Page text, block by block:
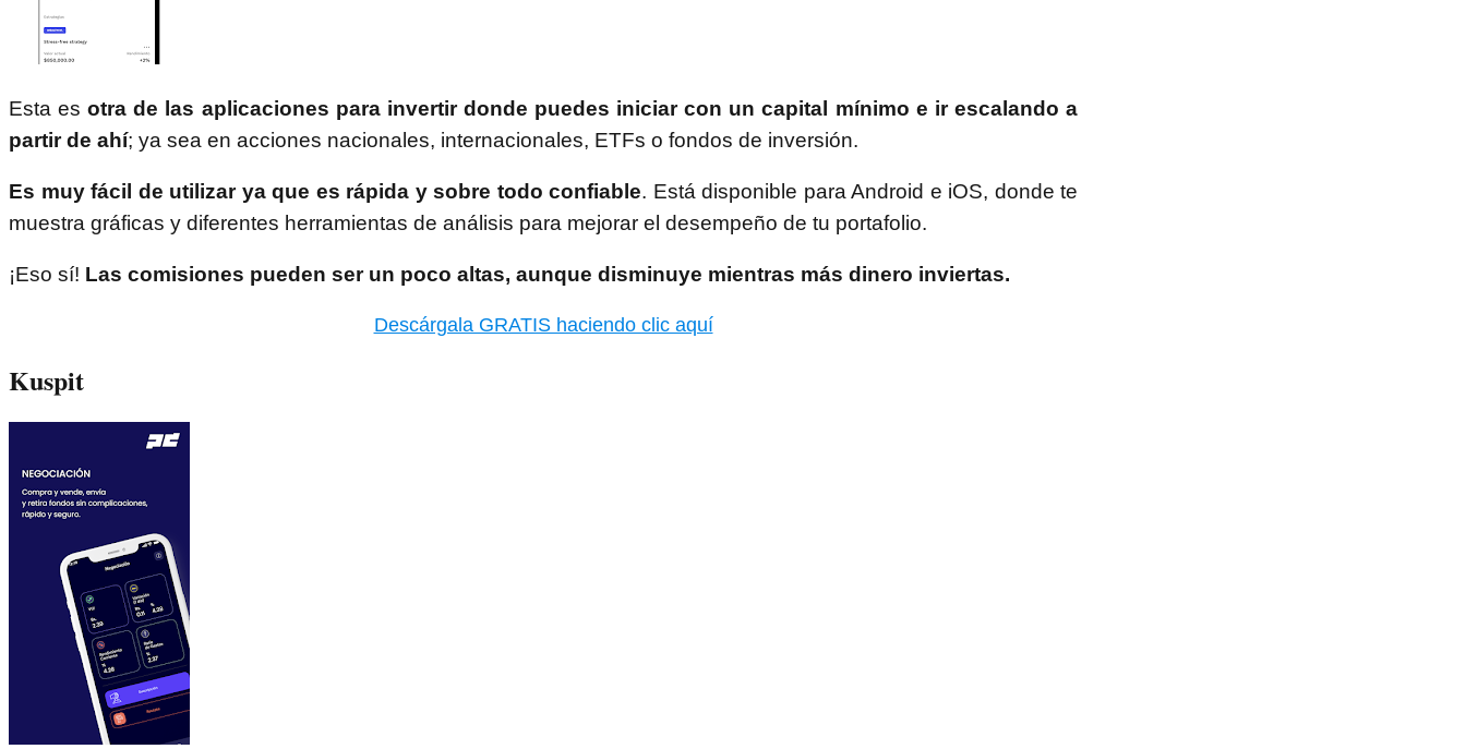
Esta esotra de las aplicaciones para invertir donde puedes iniciar con un capital mínimo e ir escalando a
partir de ahí; ya sea en acciones nacionales, internacionales, ETFs o fondos de inversión.
Es muy fácil de utilizar ya que es rápida y sobre todo confiable. Está disponible para Android e iOS, donde te
muestra gráficas y diferentes herramientas de análisis para mejorar el desempeño de tu portafolio.
¡Eso sí! Las comisiones pueden ser un poco altas, aunque disminuye mientras más dinero inviertas.
Descárgala GRATIS haciendo clic aquí
Kuspit